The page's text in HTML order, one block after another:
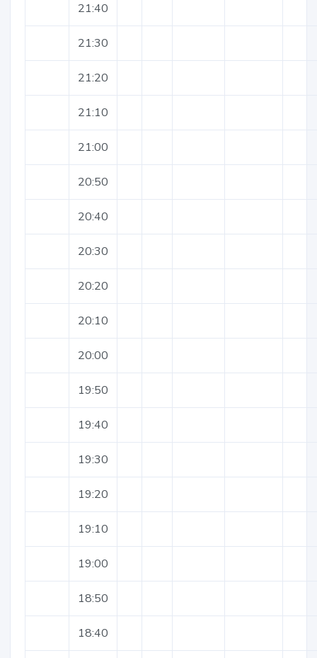
21:40
21:30
21:20
21:10
21:00
20:50
20:40
20:30
20:20
20:10
20:00
19:50
19:40
19:30
19:20
19:10
19:00
18:50
18:40